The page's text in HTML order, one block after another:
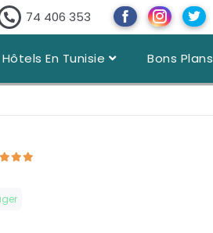
74 406 353
Hôtels En Tunisie Bons Plans